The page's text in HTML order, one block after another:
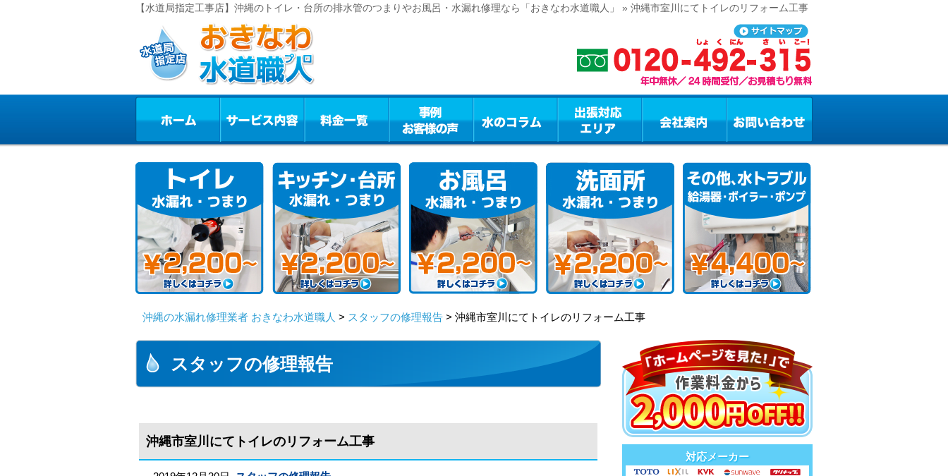
【水道局指定工事店】沖縄のトイレ・台所の排水管のつまりやお風呂・水漏れ修理なら「おきなわ水道職人」 » 沖縄市室川にてトイレのリフォーム工事
沖縄の水漏れ修理業者 おきなわ水道職人 > スタッフの修理報告 > 沖縄市室川にてトイレのリフォーム工事
スタッフの修理報告
沖縄市室川にてトイレのリフォーム工事
対応メーカー